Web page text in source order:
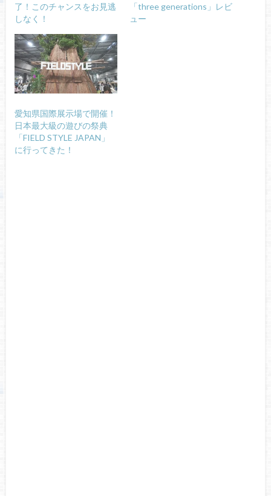
了！このチャンスをお見逃
しなく！
「three generations」レビ
ュー
愛知県国際展示場で開催！
日本最大級の遊びの祭典
「FIELD STYLE JAPAN」
に行ってきた！